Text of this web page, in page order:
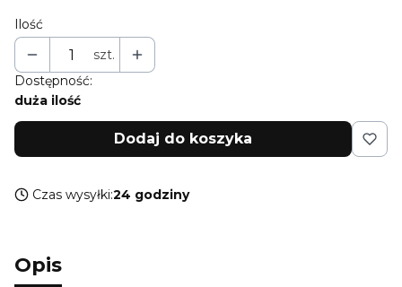
Ilość
szt.
Dostępność:
duża ilość
Dodaj do koszyka
Czas wysyłki:24 godziny
Opis